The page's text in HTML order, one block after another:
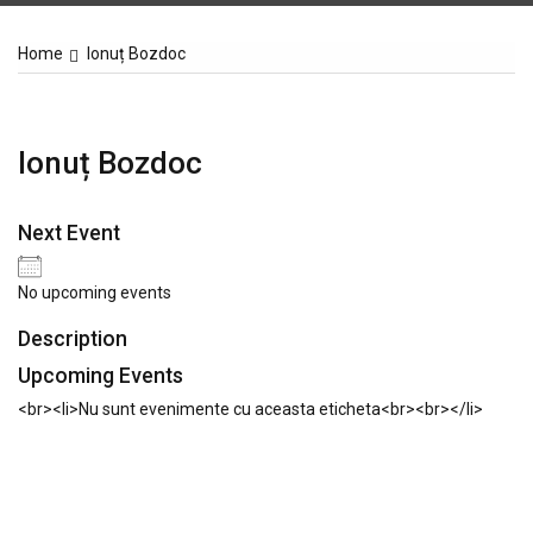
Home Ionuț Bozdoc
Ionuț Bozdoc
Next Event
No upcoming events
Description
Upcoming Events
<br><li>Nu sunt evenimente cu aceasta eticheta<br><br></li>